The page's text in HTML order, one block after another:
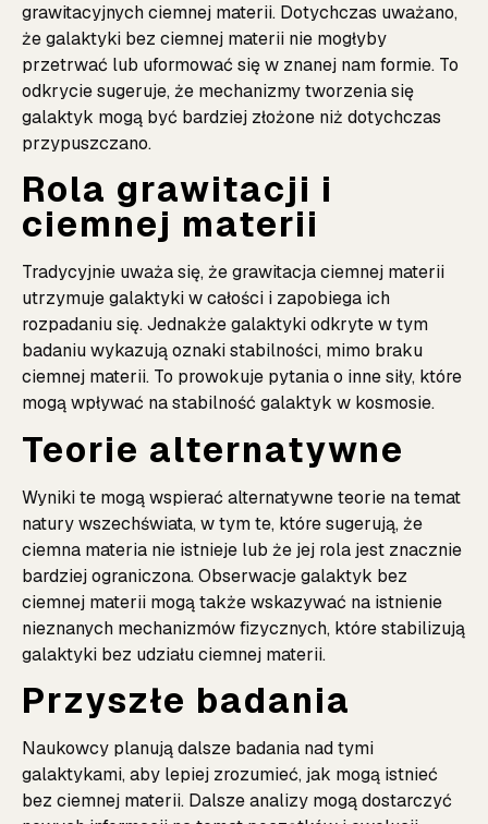
grawitacyjnych ciemnej materii. Dotychczas uważano,
że galaktyki bez ciemnej materii nie mogłyby
przetrwać lub uformować się w znanej nam formie. To
odkrycie sugeruje, że mechanizmy tworzenia się
galaktyk mogą być bardziej złożone niż dotychczas
przypuszczano.
Rola grawitacji i
ciemnej materii
Tradycyjnie uważa się, że grawitacja ciemnej materii
utrzymuje galaktyki w całości i zapobiega ich
rozpadaniu się. Jednakże galaktyki odkryte w tym
badaniu wykazują oznaki stabilności, mimo braku
ciemnej materii. To prowokuje pytania o inne siły, które
mogą wpływać na stabilność galaktyk w kosmosie.
Teorie alternatywne
Wyniki te mogą wspierać alternatywne teorie na temat
natury wszechświata, w tym te, które sugerują, że
ciemna materia nie istnieje lub że jej rola jest znacznie
bardziej ograniczona. Obserwacje galaktyk bez
ciemnej materii mogą także wskazywać na istnienie
nieznanych mechanizmów fizycznych, które stabilizują
galaktyki bez udziału ciemnej materii.
Przyszłe badania
Naukowcy planują dalsze badania nad tymi
galaktykami, aby lepiej zrozumieć, jak mogą istnieć
bez ciemnej materii. Dalsze analizy mogą dostarczyć